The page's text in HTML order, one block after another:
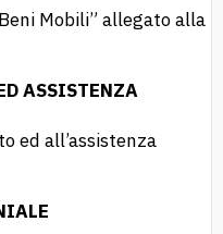
Mobili” allegato alla
ASSISTENZA
ed all’assistenza